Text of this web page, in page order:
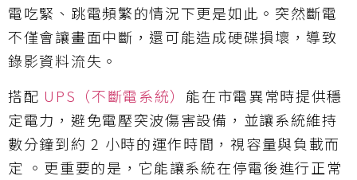
電吃緊、跳電頻繁的情況下更是如此。突然斷電
不僅會讓畫面中斷，還可能造成硬碟損壞，導致
錄影資料流失。
搭配 UPS（不斷電系統） 能在市電異常時提供穩
定電力，避免電壓突波傷害設備，並讓系統維持
數分鐘到約 2 小時的運作時間，視容量與負載而
定 。更重要的是，它能讓系統在停電後進行正常